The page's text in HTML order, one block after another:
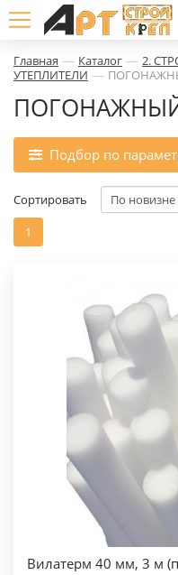
Главная — Каталог — 2.
УТЕПЛИТЕЛИ —
Подбор по
1
Сортировать
Вилатерм 40 мм, 3 м